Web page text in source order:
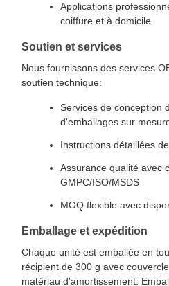
Applications
coiffure et à domicile
Soutien et services
Nous fournissons des services
soutien technique:
Services de conception
d'emballages sur
Instructions détaillées
Assurance qualité avec
GMPC/ISO/MSDS
MOQ flexible avec
Emballage et expédition
Chaque unité est emballée en
récipient de 300 g avec
matériau d'amortissement.